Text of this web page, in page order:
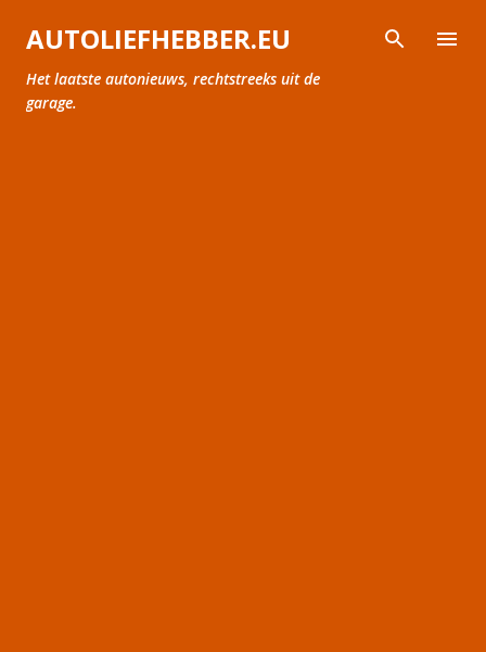
Doorgaan naar hoofdcontent
AUTOLIEFHEBBER.EU
Het laatste autonieuws, rechtstreeks uit de
garage.